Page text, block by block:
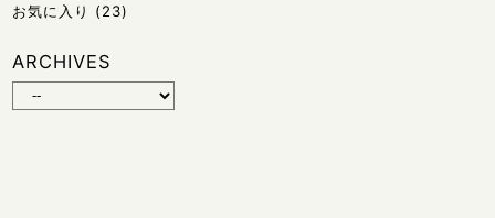
お気に入り
(23)
ARCHIVES